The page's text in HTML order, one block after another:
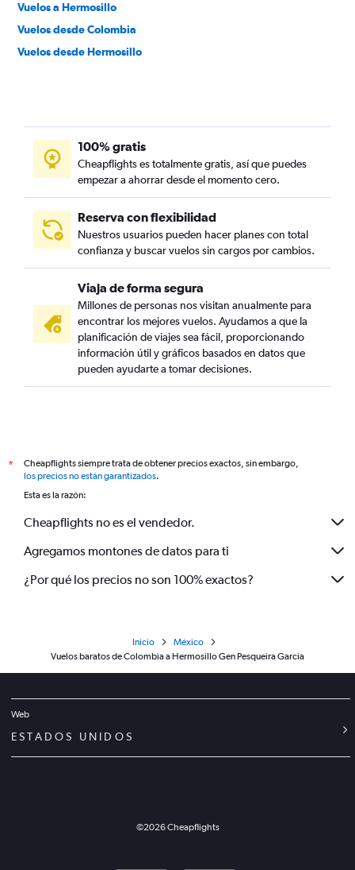
Vuelos a Hermosillo
Vuelos desde Colombia
Vuelos desde Hermosillo
100% gratis
Cheapflights es totalmente gratis, así que puedes
empezar a ahorrar desde el momento cero.
Reserva con flexibilidad
Nuestros usuarios pueden hacer planes con total
confianza y buscar vuelos sin cargos por cambios.
Viaja de forma segura
Millones de personas nos visitan anualmente para
encontrar los mejores vuelos. Ayudamos a que la
planificación de viajes sea fácil, proporcionando
información útil y gráficos basados en datos que
pueden ayudarte a tomar decisiones.
*
Cheapflights siempre trata de obtener precios exactos, sin embargo,
los precios no están garantizados.
Esta es la razón:
Cheapflights no es el vendedor.
Agregamos montones de datos para ti
¿Por qué los precios no son 100% exactos?
Inicio
México
Vuelos baratos de Colombia a Hermosillo Gen Pesqueira Garcia
Web
ESTADOS UNIDOS
©2026Cheapflights